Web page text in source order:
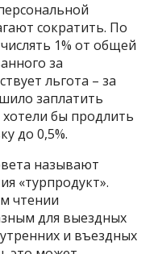
сократить. По
1% от общей
за
льгота – за
заплатить
бы продлить
до 0,5%.
называют
«турпродукт».
чтении
для выездных
и въездных